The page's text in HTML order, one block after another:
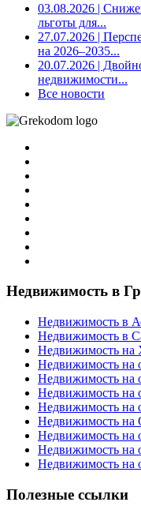
03.08.2026 |
льготы для...
27.07.2026 |
на 2026–2035...
20.07.2026 |
недвижимости...
Все новости
Недвижимость в
Недвижимость в
Недвижимость в
Недвижимость на
Недвижимость на
Недвижимость на
Недвижимость на
Недвижимость на
Недвижимость на
Недвижимость на
Недвижимость на
Недвижимость на
Полезные ссылки